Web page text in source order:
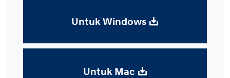
Untuk Windows
Untuk Mac